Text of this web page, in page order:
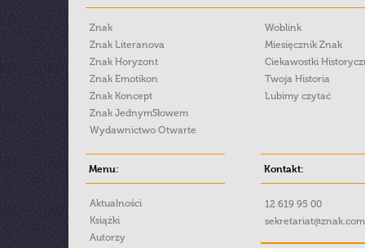
Znak
Znak Literanova
Znak Horyzont
Znak Emotikon
Znak Koncept
Znak JednymSłowem
Wydawnictwo Otwarte
Woblink
Miesięcznik Znak
Ciekawostki
Twoja Historia
Lubimy czytać
Menu:
Aktualności
Książki
Autorzy
Kontakt:
12 619 95 00